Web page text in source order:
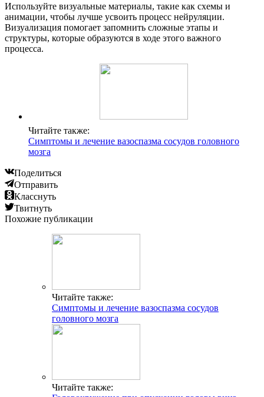
Используйте визуальные материалы, такие как схемы и
анимации, чтобы лучше усвоить процесс нейруляции.
Визуализация помогает запомнить сложные этапы и
структуры, которые образуются в ходе этого важного
процесса.
Читайте также:
Симптомы и лечение вазоспазма сосудов головного
мозга
Поделиться
Отправить
Класснуть
Твитнуть
Похожие публикации
Читайте также:
Симптомы и лечение вазоспазма сосудов
головного мозга
Читайте также: